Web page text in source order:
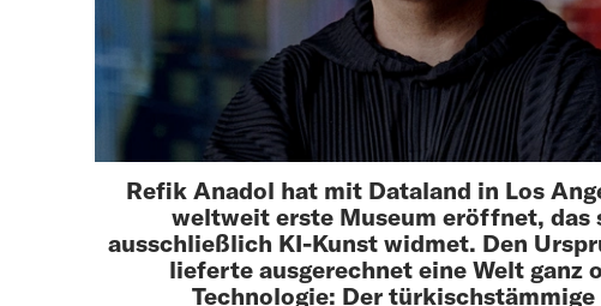
Refik Anadol hat mit Dataland in Los
weltweit erste Museum eröffnet, das
ausschließlich KI-Kunst widmet. Den
lieferte ausgerechnet eine Welt ganz
Technologie: Der